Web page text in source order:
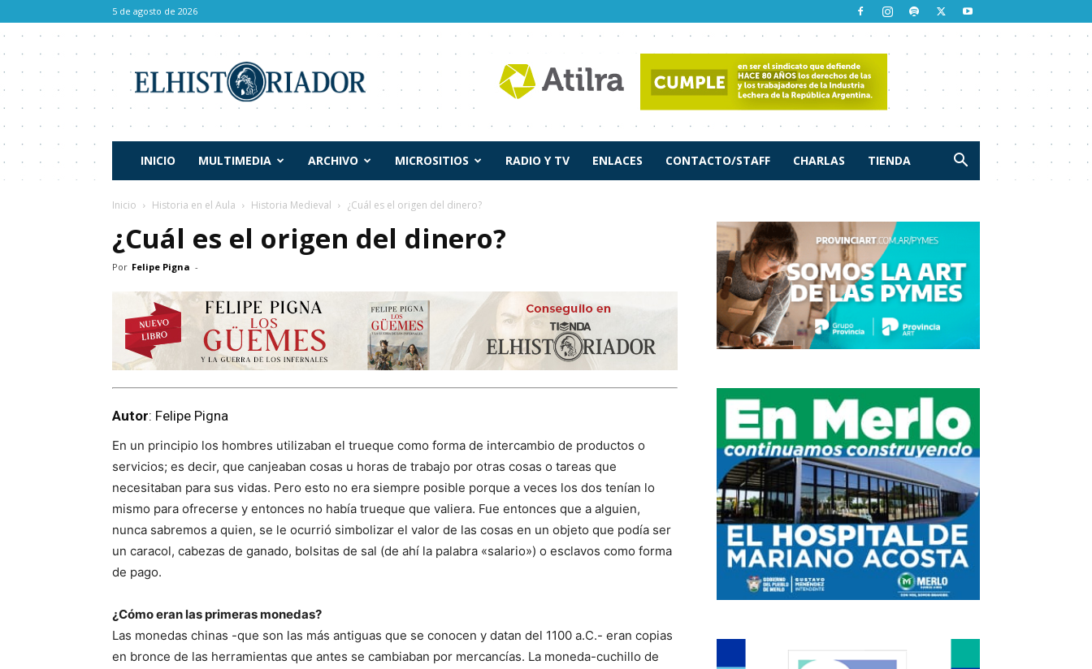
5 de agosto de 2026
Historiador
INICIO MULTIMEDIA ARCHIVO MICROSITIOS RADIO Y TV ENLACES CONTACTO/STAFF CHARLAS TIENDA
Inicio Historia en el Aula Historia Medieval ¿Cuál es el origen del dinero?
¿Cuál es el origen del dinero?
Por Felipe Pigna -
Autor: Felipe Pigna
En un principio los hombres utilizaban el trueque como forma de intercambio de productos o
servicios; es decir, que canjeaban cosas u horas de trabajo por otras cosas o tareas que
necesitaban para sus vidas. Pero esto no era siempre posible porque a veces los dos tenían lo
mismo para ofrecerse y entonces no había trueque que valiera. Fue entonces que a alguien,
nunca sabremos a quien, se le ocurrió simbolizar el valor de las cosas en un objeto que podía ser
un caracol, cabezas de ganado, bolsitas de sal (de ahí la palabra «salario») o esclavos como forma
de pago.
¿Cómo eran las primeras monedas?
Las monedas chinas -que son las más antiguas que se conocen y datan del 1100 a.C.- eran copias
en bronce de las herramientas que antes se cambiaban por mercancías. La moneda-cuchillo de